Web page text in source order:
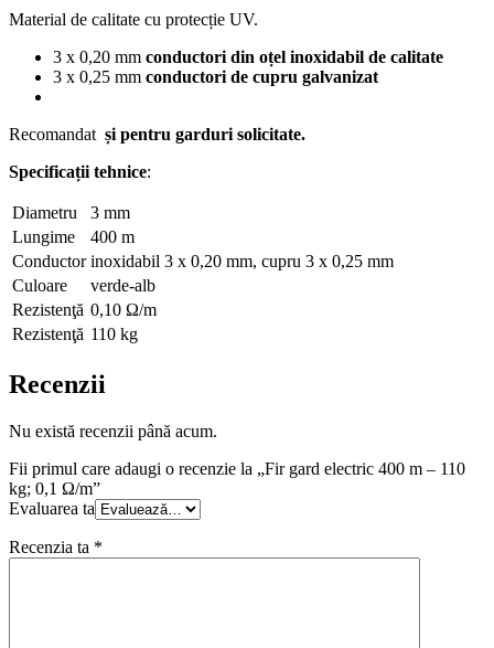
Material de calitate cu protecție UV.
3 x 0,20 mm conductoridin oțel inoxidabil de calitate
3 x 0,25 mm conductori de cupru galvanizat
Recomandat și pentru garduri solicitate.
Specificații tehnice:
Diametru
3 mm
Lungime
400 m
Conductor inoxidabil 3 x 0,20 mm, cupru 3 x 0,25 mm
Culoare
verde-alb
Rezistenţă 0,10 Ω/m
Rezistenţă 110 kg
Recenzii
Nu există recenzii până acum.
Fii primul care adaugi o recenzie la „Fir gard electric 400 m – 110
kg; 0,1 Ω/m”
Evaluarea ta
Recenzia ta *